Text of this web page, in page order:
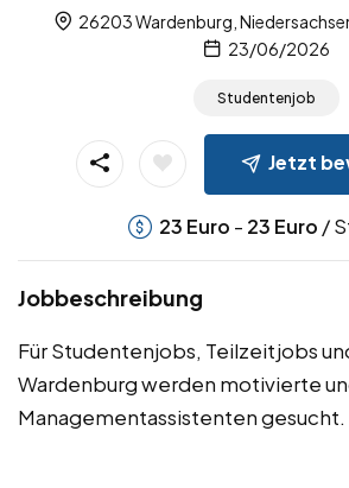
26203 Wardenburg,
23/06/2026
Studentenjob
Jetzt
23 Euro - 23 Euro /
Jobbeschreibung
Für Studentenjobs, Teilzeitjobs
Wardenburg werden motivierte
Managementassistenten gesucht.